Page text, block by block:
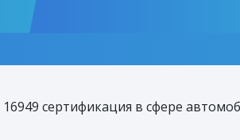
сертификация в сфере